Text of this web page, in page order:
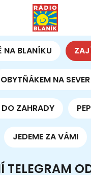
NA BLANÍKU
OBYTŇÁKEM NA SEVER
ZAHRADY
JEDEME ZA VÁMI
TELEGRAM